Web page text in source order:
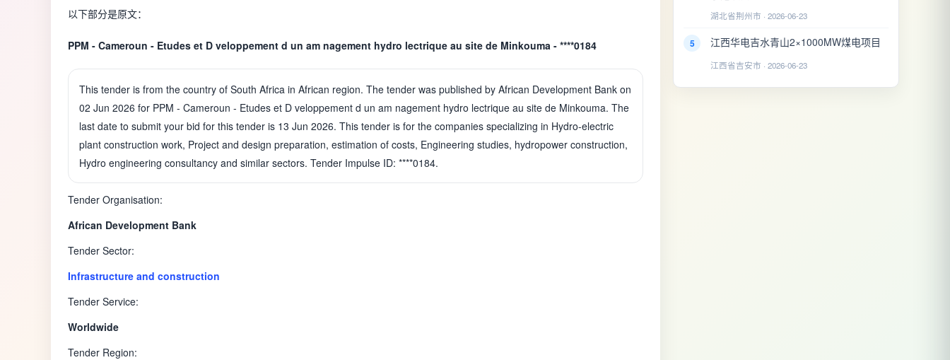
以下部分是原文：
PPM - Cameroun - Etudes et D veloppement d un am nagement hydro lectrique au site de Minkouma - ****0184
This tender is from the country of South Africa in African region. The tender was published by African Development Bank on
02 Jun 2026 for PPM - Cameroun - Etudes et D veloppement d un am nagement hydro lectrique au site de Minkouma. The
last date to submit your bid for this tender is 13 Jun 2026. This tender is for the companies specializing in Hydro-electric
plant construction work, Project and design preparation, estimation of costs, Engineering studies, hydropower construction,
Hydro engineering consultancy and similar sectors. Tender Impulse ID: ****0184.
Tender Organisation:
African Development Bank
Tender Sector:
Infrastructure and construction
Tender Service:
Worldwide
Tender Region:
湖北省荆州市 · 2026-06-23
5 江西华电吉水青山2×1000MW煤电项目
江西省吉安市 · 2026-06-23